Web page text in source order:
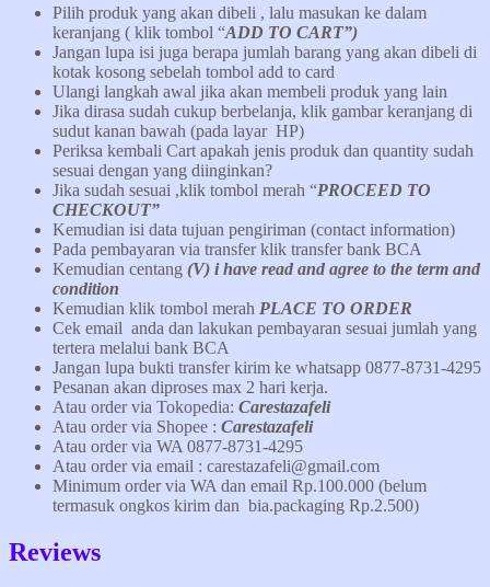
Pilih produk yang akan dibeli , lalu masukan ke dalam
keranjang ( klik tombol “ADD TO CART”)
Jangan lupa isi juga berapa jumlah barang yang akan dibeli di
kotak kosong sebelah tombol add to card
Ulangi langkah awal jika akan membeli produk yang lain
Jika dirasa sudah cukup berbelanja, klik gambar keranjang di
sudut kanan bawah (pada layar HP)
Periksa kembali Cart apakah jenis produk dan quantity sudah
sesuai dengan yang diinginkan?
Jika sudah sesuai ,klik tombol merah “PROCEED TO
CHECKOUT”
Kemudian isi data tujuan pengiriman (contact information)
Pada pembayaran via transfer klik transfer bank BCA
Kemudian centang (V) i have read and agree to the term and
condition
Kemudian klik tombol merah PLACE TO ORDER
Cek email anda dan lakukan pembayaran sesuai jumlah yang
tertera melalui bank BCA
Jangan lupa bukti transfer kirim ke whatsapp 0877-8731-4295
Pesanan akan diproses max 2 hari kerja.
Atau order via Tokopedia: Carestazafeli
Atau order via Shopee : Carestazafeli
Atau order via WA 0877-8731-4295
Atau order via email : carestazafeli@gmail.com
Minimum order via WA dan email Rp.100.000 (belum
termasuk ongkos kirim dan bia.packaging Rp.2.500)
Reviews